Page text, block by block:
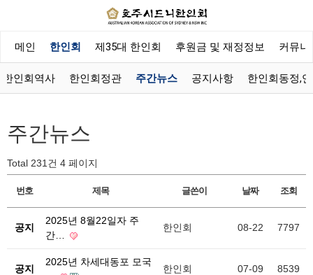
메인 한인회 제35대 한인회 후원금 및 재정정보 커뮤니
한인회역사 한인회정관 주간뉴스 공지사항 한인회동정,
주간뉴스
Total 231건 4 페이지
번호 제목 글쓴이 날짜 조회
공지
2025년 8월22일자 주
간…
한인회 08-22 7797
공지
2025년 차세대동포 모국
한인회 07-09 8539